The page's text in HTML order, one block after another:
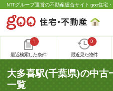
NTTグループ運営の不動産総合サイト goo住宅
1
最近検索した条件
0
最近見た物件
大多喜駅(千葉県)の中古
一覧